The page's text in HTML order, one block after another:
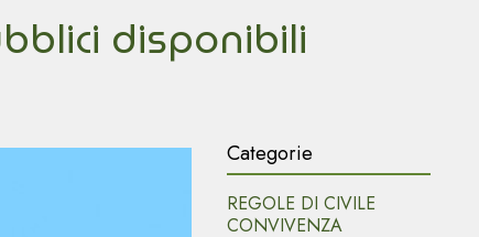
disponibili
Categorie
REGOLE DI CIVILE
CONVIVENZA